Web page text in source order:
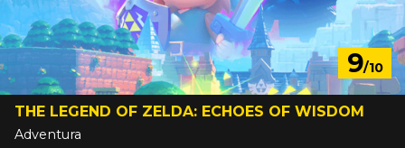
9/10
THE LEGEND OF ZELDA: ECHOES OF WISDOM
Adventura